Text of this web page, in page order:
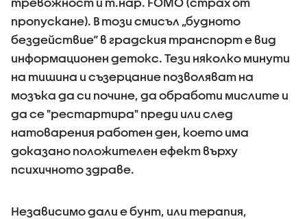
пропускане). В този смисъл „будното
бездействие“ в градския транспорт е вид
информационен детокс. Тези няколко минути
на тишина и съзерцание позволяват на
мозъка да си почине, да обработи мислите и
да се "рестартира" преди или след
натоварения работен ден, което има
доказано положителен ефект върху
психичното здраве.
Независимо дали е бунт, или терапия,